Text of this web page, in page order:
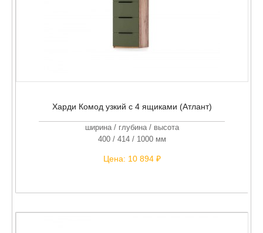
Харди Комод узкий с 4 ящиками (Атлант)
ширина / глубина / высота
400 / 414 / 1000 мм
Цена: 10 894 ₽